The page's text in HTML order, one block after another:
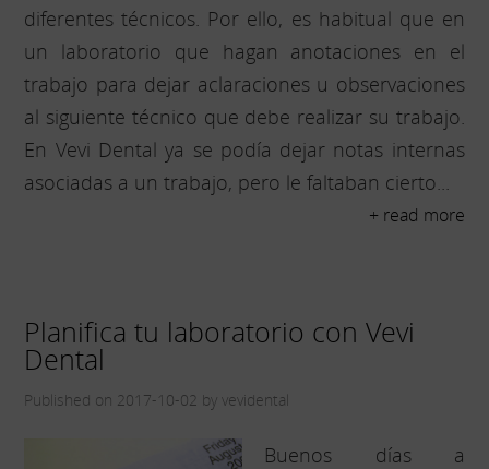
diferentes técnicos. Por ello, es habitual que en
un laboratorio que hagan anotaciones en el
trabajo para dejar aclaraciones u observaciones
al siguiente técnico que debe realizar su trabajo.
En Vevi Dental ya se podía dejar notas internas
asociadas a un trabajo, pero le faltaban cierto...
+ read more
Planifica tu laboratorio con Vevi
Dental
Published on 2017-10-02 by vevidental
Buenos días a